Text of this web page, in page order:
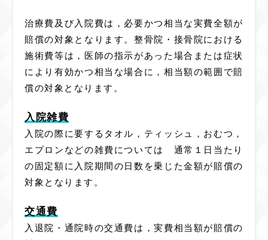
治療費及び入院費は，必要かつ相当な実費全額が
賠償の対象となります。整骨院・接骨院における
施術費等は，医師の指示があった場合または症状
により有効かつ相当な場合に，相当額の範囲で賠
償の対象となります。
入院雑費
入院の際に要するタオル，ティッシュ，おむつ，
エプロンなどの雑費については 通常１日当たり
の固定額に入院期間の日数を乗じた金額が賠償の
対象となります。
交通費
入退院・通院時の交通費は，実費相当額が賠償の